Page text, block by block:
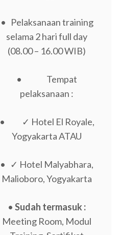
• Pelaksanaan training
selama 2 hari full day
(08.00 – 16.00 WIB)
• Tempat
pelaksanaan :
• ✓ Hotel El Royale,
Yogyakarta ATAU
• ✓ Hotel Malyabhara,
Malioboro, Yogyakarta
• Sudah termasuk :
Meeting Room, Modul